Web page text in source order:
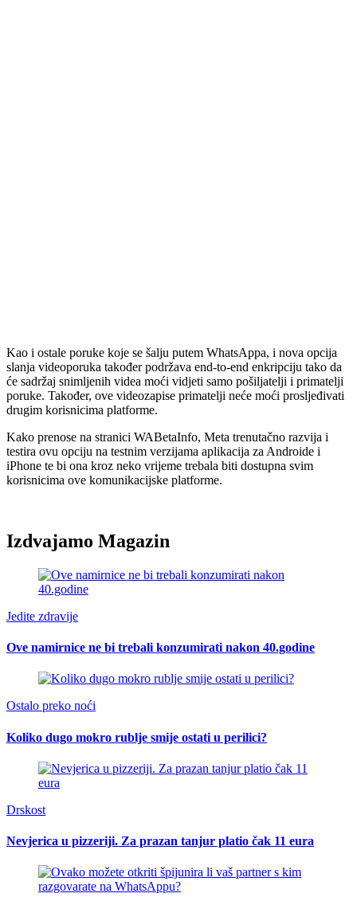
Kao i ostale poruke koje se šalju putem WhatsAppa, i nova opcija
slanja videoporuka također podržava end-to-end enkripciju tako da
će sadržaj snimljenih videa moći vidjeti samo pošiljatelji i primatelji
poruke. Također, ove videozapise primatelji neće moći prosljeđivati
drugim korisnicima platforme.
Kako prenose na stranici WABetaInfo, Meta trenutačno razvija i
testira ovu opciju na testnim verzijama aplikacija za Androide i
iPhone te bi ona kroz neko vrijeme trebala biti dostupna svim
korisnicima ove komunikacijske platforme.
Izdvajamo Magazin
Jedite zdravije
Ove namirnice ne bi trebali konzumirati nakon 40.godine
Ostalo preko noći
Koliko dugo mokro rublje smije ostati u perilici?
Drskost
Nevjerica u pizzeriji. Za prazan tanjur platio čak 11 eura